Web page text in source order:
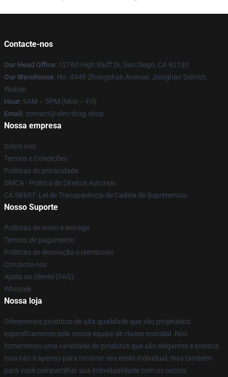
Contacte-nos
Our Head Office: 12760 High Bluff Dr, San Diego, CA 92130
Our Warehouse: No. 4949 Zhongshan Avenue, Jianghan District,
Wuhan
Hour: 9AM – 5PM (Mon – Fri)
Email : contact@slim-thug.shop
Nossa empresa
Sobre nós
Termos e Condições
Políticas de privacidade
DMCA - Política de Direitos Autorais
CA SB657: Lei de Transparência de Cadeia de Suprimentos
Nosso Suporte
Políticas de envio e entrega
Termos de pagamento
Políticas de devolução e reembolso
Contacte-nos
Ajuda ao cliente (FAQ)
Whosale
Nossa loja
Oferecemos produtos de alta qualidade que são projetados
especificamente pela nossa equipe de classe mundial. Nós
fornecemos uma variedade de produtos que são elegantes e bonitos.
Isso não é apenas para mostrar seu estilo individual, mas também
para você compartilhar sua individualidade com os outros.